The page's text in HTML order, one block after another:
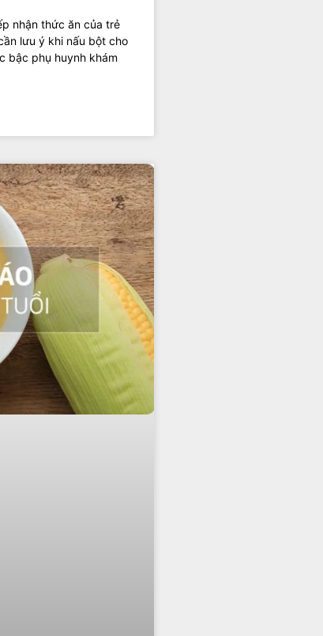
nhận thức ăn của trẻ
lưu ý khi nấu bột cho
bậc phụ huynh khám